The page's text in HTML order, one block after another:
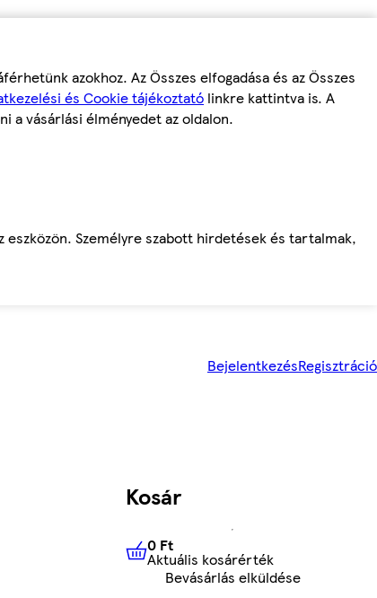
azokhoz. Az Összes elfogadása és az Összes
és Cookie tájékoztató linkre kattintva is. A
a vásárlási élményedet az oldalon.
eszközön. Személyre szabott hirdetések és tartalmak,
BejelentkezésRegisztráció
Kosár
0 FtAktuális kosárérték
0 Ft
Aktuális kosárérték
Bevásárlás elküldése